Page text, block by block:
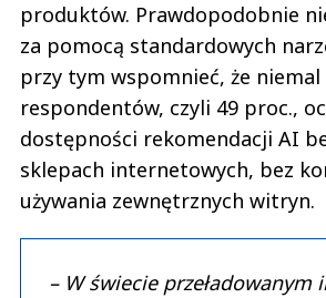
produktów. Prawdopodobnie
za pomocą standardowych
przy tym wspomnieć, że niemal
respondentów, czyli 49 proc.,
dostępności rekomendacji AI
sklepach internetowych, bez
używania zewnętrznych witryn.
– W świecie